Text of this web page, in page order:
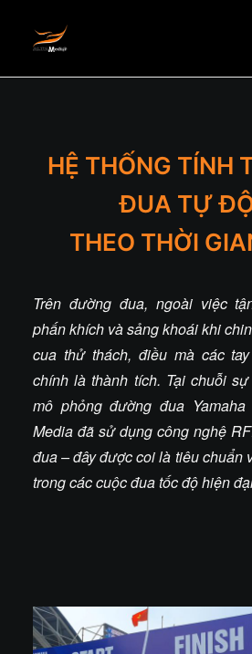
TIN TỨC
ĐỐI TÁC
LIÊN HỆ
EN
HỆ THỐNG TÍNH
ĐUA TỰ
THEO THỜI
Trên đường đua, ngoài việc
phấn khích và sảng khoái khi
cua thử thách, điều mà các
chính là thành tích. Tại chuỗi
mô phỏng đường đua
Media đã sử dụng công nghệ
đua – đây được coi là tiêu chuẩn
trong các cuộc đua tốc độ hiện